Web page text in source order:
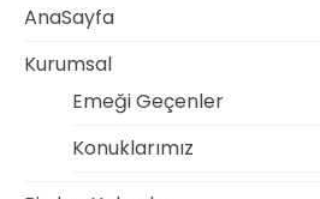
AnaSayfa
Kurumsal
Emeği Geçenler
Konuklarımız